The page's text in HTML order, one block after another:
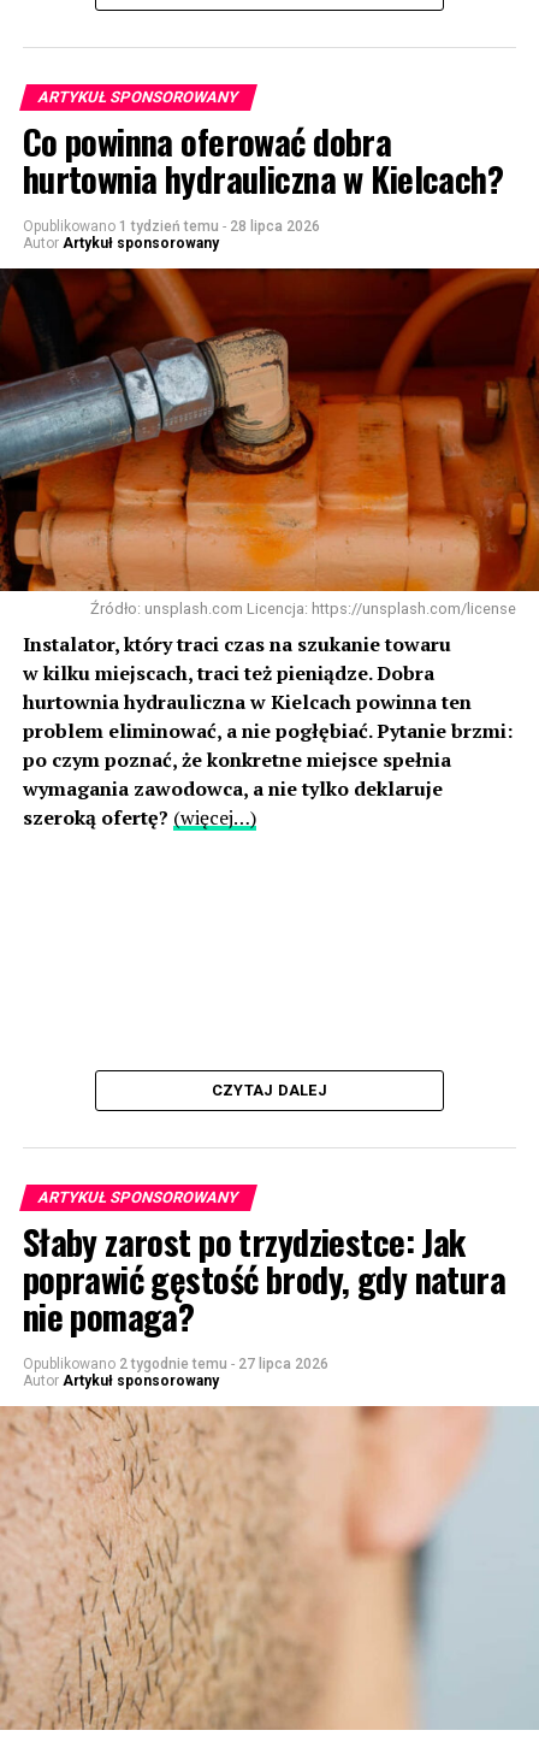
ARTYKUŁ SPONSOROWANY
Co powinna oferować dobra
hurtownia hydrauliczna w Kielcach?
Opublikowano 1 tydzień temu - 28 lipca 2026
Autor Artykuł sponsorowany
Źródło: unsplash.com Licencja: https://unsplash.com/license
Instalator, który traci czas na szukanie towaru
w kilku miejscach, traci też pieniądze. Dobra
hurtownia hydrauliczna w Kielcach powinna ten
problem eliminować, a nie pogłębiać. Pytanie brzmi:
po czym poznać, że konkretne miejsce spełnia
wymagania zawodowca, a nie tylko deklaruje
szeroką ofertę? (więcej…)
CZYTAJ DALEJ
ARTYKUŁ SPONSOROWANY
Słaby zarost po trzydziestce: Jak
poprawić gęstość brody, gdy natura
nie pomaga?
Opublikowano 2 tygodnie temu - 27 lipca 2026
Autor Artykuł sponsorowany